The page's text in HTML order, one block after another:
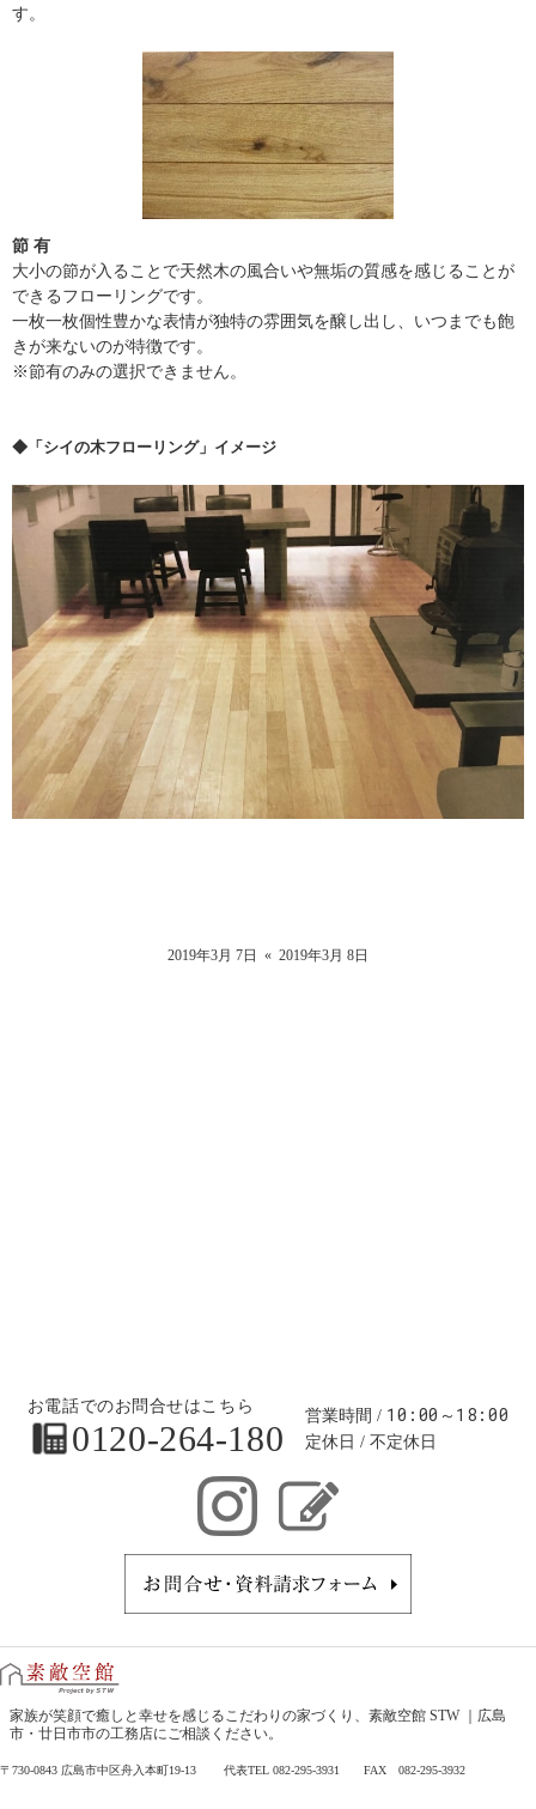
す。
節 有
大小の節が入ることで天然木の風合いや無垢の質感を感じることが
できるフローリングです。
一枚一枚個性豊かな表情が独特の雰囲気を醸し出し、いつまでも飽
きが来ないのが特徴です。
※節有のみの選択できません。
◆「シイの木フローリング」イメージ
2019年3月 7日 « 2019年3月 8日
お電話でのお問合せはこちら
0120-264-180
営業時間 10:00～18:00
定休日 不定休日
家族が笑顔で癒しと幸せを感じるこだわりの家づくり、 素敵空館 STW ｜広島
市・廿日市市の工務店にご相談ください。
〒730-0843 広島市中区舟入本町19-13 代表TEL 082-295-3931 FAX 082-295-3932